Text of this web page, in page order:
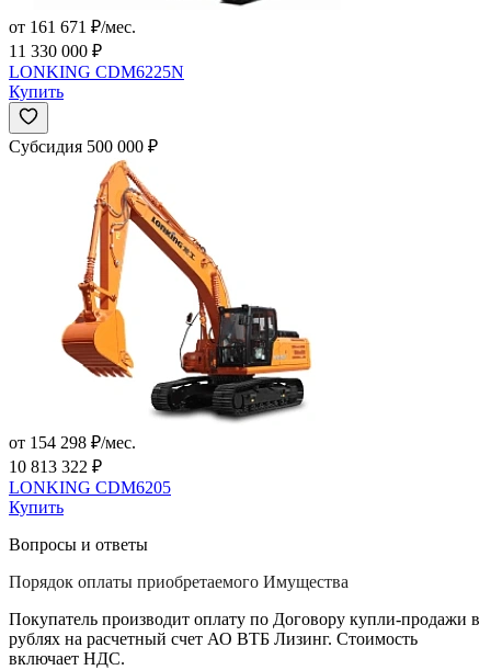
от 161 671 ₽/мес.
11 330 000 ₽
LONKING CDM6225N
Купить
Субсидия 500 000 ₽
от 154 298 ₽/мес.
10 813 322 ₽
LONKING CDM6205
Купить
Вопросы и ответы
Порядок оплаты приобретаемого Имущества
Покупатель производит оплату по Договору купли-продажи в
рублях на расчетный счет АО ВТБ Лизинг. Стоимость
включает НДС.